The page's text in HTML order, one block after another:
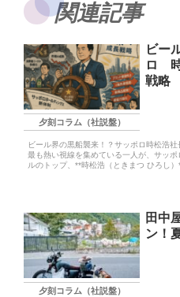
関連記事
夕刻コラム（社説盤）
ビー
ロ
戦略
ビール界の黒船襲来！？サッポロ時松浩
最も熱い視線を集めている一人が、サッ
ルのトップ、**時松浩（ときまつ ひろし
夕刻コラム（社説盤）
田中
ン！